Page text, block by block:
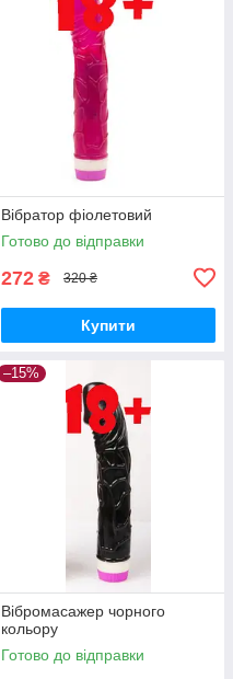
Вібратор фіолетовий
Готово до відправки
272 ₴ 320 ₴
Купити
–15%
Вібромасажер чорного
кольору
Готово до відправки